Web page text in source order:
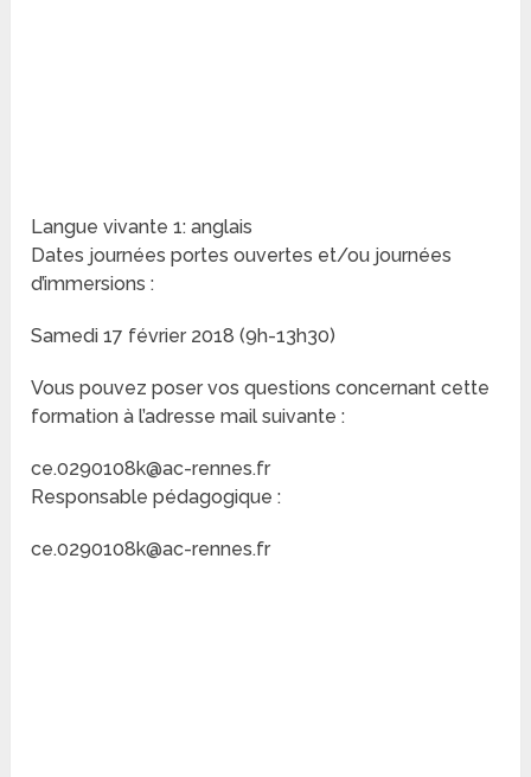
Langue vivante 1: anglais
Dates journées portes ouvertes et/ou journées
d’immersions :
Samedi 17 février 2018 (9h-13h30)
Vous pouvez poser vos questions concernant cette
formation à l’adresse mail suivante :
ce.0290108k@ac-rennes.fr
Responsable pédagogique :
ce.0290108k@ac-rennes.fr